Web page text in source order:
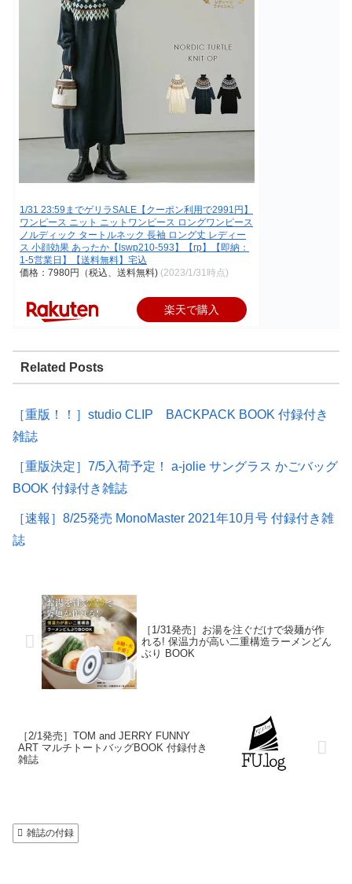
1/31 23:59までゲリラSALE【クーポン利用で2991円】
ワンピース ニット ニットワンピース ロングワンピース
ノルディック タートルネック 長袖 ロング丈 レディー
ス 小顔効果 あったか【lswp210-593】【rp】【即納：
1-5営業日】【送料無料】宅込
価格：7980円（税込、送料無料) (2023/1/31時点)
楽天で購入
Related Posts
［重版！！］studio CLIP BACKPACK BOOK 付録付き
雑誌
［重版決定］7/5入荷予定！ a-jolie サングラス かごバッグ
BOOK 付録付き雑誌
［速報］8/25発売 MonoMaster 2021年10月号 付録付き雑
誌
［1/31発売］お湯を注ぐだけで袋麺が作
れる! 保温力が高い二重構造ラーメンどん
ぶり BOOK
［2/1発売］TOM and JERRY FUNNY
ART マルチトートバッグBOOK 付録付き
雑誌
雑誌の付録